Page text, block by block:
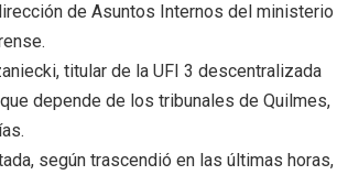
de Asuntos Internos del ministerio
titular de la UFI 3 descentralizada
depende de los tribunales de Quilmes,
según trascendió en las últimas horas,